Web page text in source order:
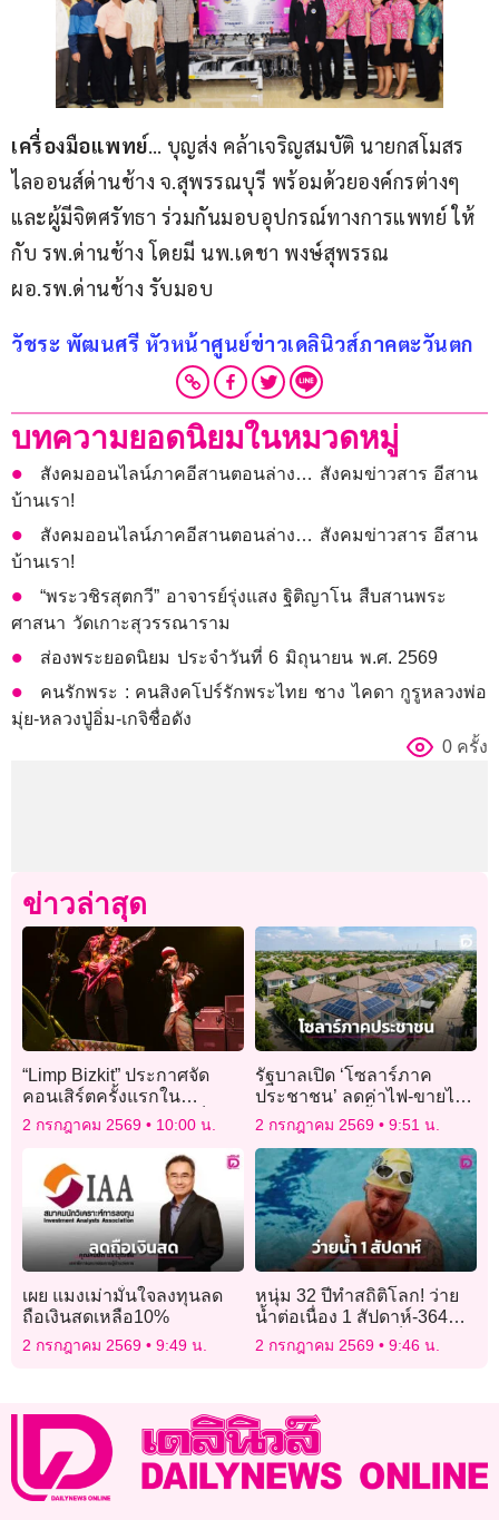
เครื่องมือแพทย์… บุญส่ง คล้าเจริญสมบัติ นายกสโมสร
ไลออนส์ด่านช้าง จ.สุพรรณบุรี พร้อมด้วยองค์กรต่างๆ
และผู้มีจิตศรัทธา ร่วมกันมอบอุปกรณ์ทางการแพทย์ ให้
กับ รพ.ด่านช้าง โดยมี นพ.เดชา พงษ์สุพรรณ
ผอ.รพ.ด่านช้าง รับมอบ
วัชระ พัฒนศรี หัวหน้าศูนย์ข่าวเดลินิวส์ภาคตะวันตก
บทความยอดนิยมในหมวดหมู่
สังคมออนไลน์ภาคอีสานตอนล่าง… สังคมข่าวสาร อีสาน
บ้านเรา!
สังคมออนไลน์ภาคอีสานตอนล่าง… สังคมข่าวสาร อีสาน
บ้านเรา!
“พระวชิรสุตกวี” อาจารย์รุ่งแสง ฐิติญาโน สืบสานพระ
ศาสนา วัดเกาะสุวรรณาราม
ส่องพระยอดนิยม ประจำวันที่ 6 มิถุนายน พ.ศ. 2569
คนรักพระ : คนสิงคโปร์รักพระไทย ชาง ไคดา กูรูหลวงพ่อ
มุ่ย-หลวงปู่อิ่ม-เกจิชื่อดัง
0 ครั้ง
ข่าวล่าสุด
“Limp Bizkit” ประกาศจัด
คอนเสิร์ตครั้งแรกใน
มาเลเซียชวนแฟนร่วมเป็น
ส่วนหนึ่งในประวัติศาสตร์
2 กรกฎาคม 2569 10:00 น.
รัฐบาลเปิด ‘โซลาร์ภาค
ประชาชน’ ลดค่าไฟ-ขายไฟ
คืน ช่วยค่าติดตั้ง-เงินดาวน์
10,000 บาท
2 กรกฎาคม 2569 9:51 น.
เผย แมงเม่ามั่นใจลงทุนลด
ถือเงินสดเหลือ10%
2 กรกฎาคม 2569 9:49 น.
หนุ่ม 32 ปีทำสถิติโลก! ว่าย
น้ำต่อเนื่อง 1 สัปดาห์-364
กม. ระดมทุนช่วยเด็กยากไร้
2 กรกฎาคม 2569 9:46 น.